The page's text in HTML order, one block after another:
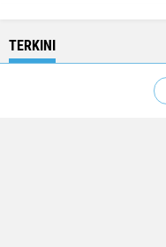
TERKINI